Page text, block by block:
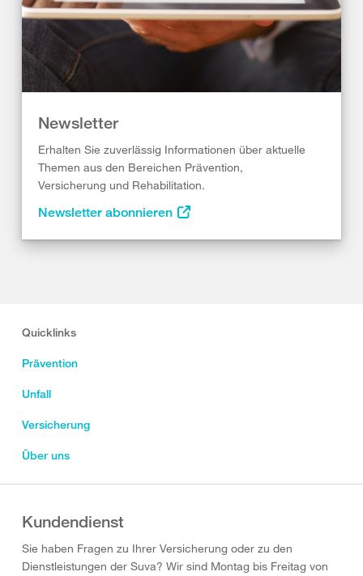
Newsletter
Erhalten Sie zuverlässig Informationen über aktuelle
Themen aus den Bereichen Prävention,
Versicherung und Rehabilitation.
Newsletter abonnieren
Quicklinks
Prävention
Unfall
Versicherung
Über uns
Kundendienst
Sie haben Fragen zu Ihrer Versicherung oder zu den
Dienstleistungen der Suva? Wir sind Montag bis Freitag von